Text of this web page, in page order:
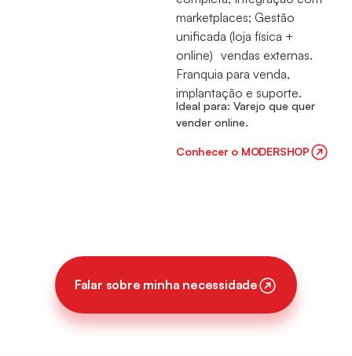
marketplaces; Gestão
unificada (loja física +
online) vendas externas.
Franquia para venda,
implantação e suporte.
Ideal para: Varejo que quer
vender online.
Conhecer o MODERSHOP
Falar sobre minha necessidade